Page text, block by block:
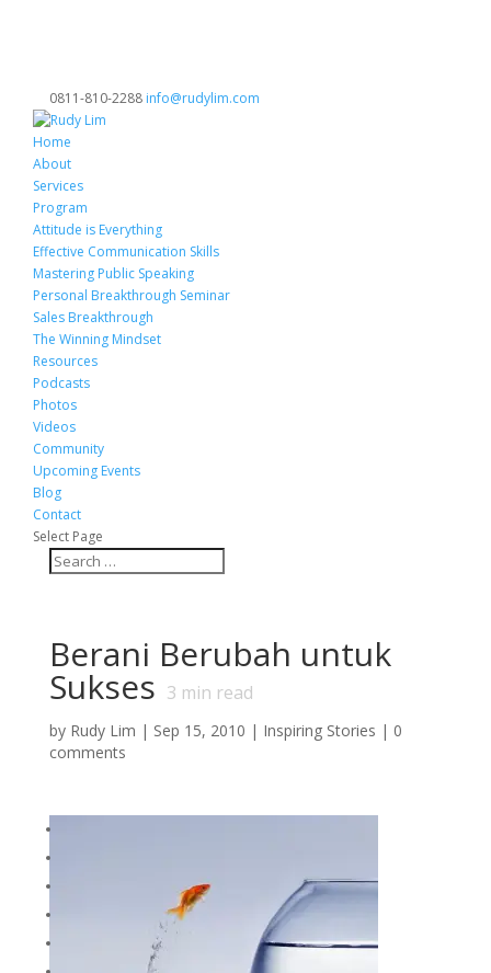
0811-810-2288 info@rudylim.com
Home
About
Services
Program
Attitude is Everything
Effective Communication Skills
Mastering Public Speaking
Personal Breakthrough Seminar
Sales Breakthrough
The Winning Mindset
Resources
Podcasts
Photos
Videos
Community
Upcoming Events
Blog
Contact
Select Page
Berani Berubah untuk
Sukses 3 min read
by Rudy Lim | Sep 15, 2010 | Inspiring Stories | 0
comments